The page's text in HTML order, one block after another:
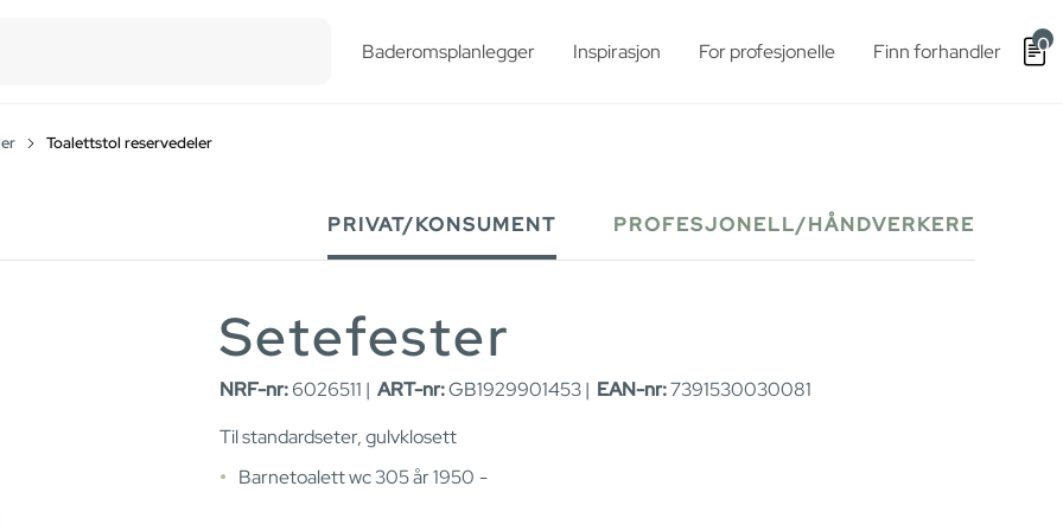
Baderomsplanlegger Inspirasjon For profesjonelle Finn forhandler 0
Toalettstol reservedeler
PRIVAT/KONSUMENT PROFESJONELL/HÅNDVERKERE
Setefester
NRF-nr:6026511 | ART-nr:GB1929901453 | EAN-nr:7391530030081
Til standardseter, gulvklosett
Barnetoalett wc 305 år 1950 -